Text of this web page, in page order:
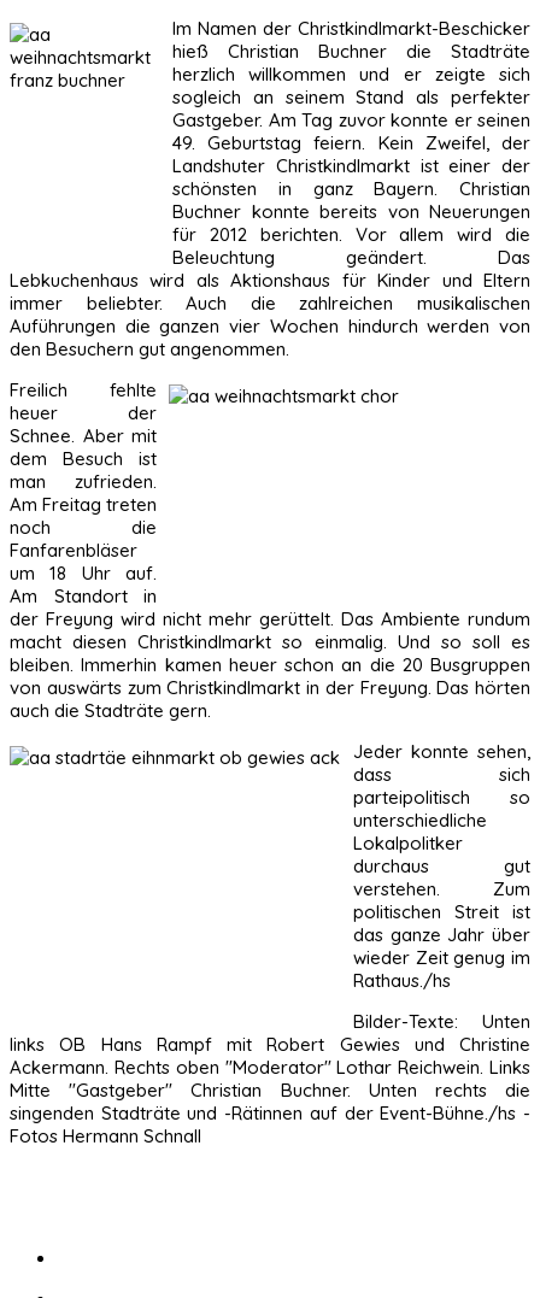
Im Namen der Christkindlmarkt-Beschicker
hieß Christian Buchner die Stadträte
herzlich willkommen und er zeigte sich
sogleich an seinem Stand als perfekter
Gastgeber. Am Tag zuvor konnte er seinen
49. Geburtstag feiern. Kein Zweifel, der
Landshuter Christkindlmarkt ist einer der
schönsten in ganz Bayern. Christian
Buchner konnte bereits von Neuerungen
für 2012 berichten. Vor allem wird die
Beleuchtung geändert. Das
Lebkuchenhaus wird als Aktionshaus für Kinder und Eltern
immer beliebter. Auch die zahlreichen musikalischen
Auführungen die ganzen vier Wochen hindurch werden von
den Besuchern gut angenommen.
Freilich fehlte
heuer der
Schnee. Aber mit
dem Besuch ist
man zufrieden.
Am Freitag treten
noch die
Fanfarenbläser
um 18 Uhr auf.
Am Standort in
der Freyung wird nicht mehr gerüttelt. Das Ambiente rundum
macht diesen Christkindlmarkt so einmalig. Und so soll es
bleiben. Immerhin kamen heuer schon an die 20 Busgruppen
von auswärts zum Christkindlmarkt in der Freyung. Das hörten
auch die Stadträte gern.
Jeder konnte sehen,
dass sich
parteipolitisch so
unterschiedliche
Lokalpolitker
durchaus gut
verstehen. Zum
politischen Streit ist
das ganze Jahr über
wieder Zeit genug im
Rathaus./hs
Bilder-Texte: Unten
links OB Hans Rampf mit Robert Gewies und Christine
Ackermann. Rechts oben "Moderator" Lothar Reichwein. Links
Mitte "Gastgeber" Christian Buchner. Unten rechts die
singenden Stadträte und -Rätinnen auf der Event-Bühne./hs -
Fotos Hermann Schnall